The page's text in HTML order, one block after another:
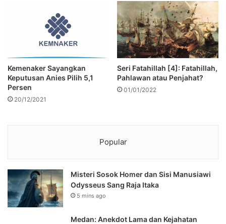
Kemenaker Sayangkan
Keputusan Anies Pilih 5,1
Persen
20/12/2021
Seri Fatahillah [4]: Fatahillah,
Pahlawan atau Penjahat?
01/01/2022
Popular
Misteri Sosok Homer dan Sisi Manusiawi
Odysseus Sang Raja Itaka
5 mins ago
Medan: Anekdot Lama dan Kejahatan